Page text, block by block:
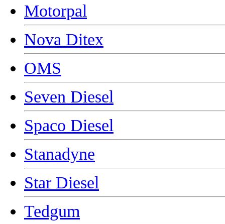
Motorpal
Nova Ditex
OMS
Seven Diesel
Spaco Diesel
Stanadyne
Star Diesel
Tedgum